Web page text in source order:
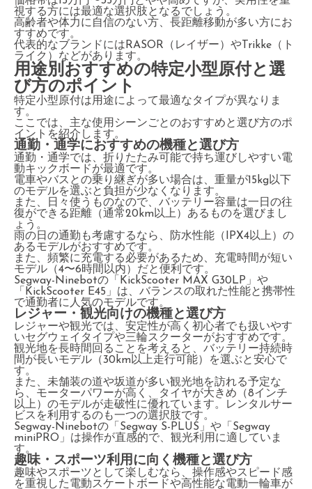
視する方には最適な選択肢となるでしょう。
高齢者や体力に自信のない方、長距離移動が多い方にお
すすめです。
代表的なブランドにはRASOR（レイザー）やTrikke（ト
ライク）などがあります。
用途別おすすめの特定小型原付と選
び方のポイント
特定小型原付は用途によって最適なタイプが異なりま
す。
ここでは、主な使用シーンごとのおすすめと選び方のポ
イントを紹介します。
通勤・通学におすすめの機種と選び方
通勤・通学では、折りたたみ可能で持ち運びしやすい電
動キックボードが最適です。
電車やバスとの乗り継ぎが多い場合は、重量が15kg以下
のモデルを選ぶと負担が少なくなります。
また、日々使うものなので、バッテリー容量は一日の往
復ができる距離（通常20km以上）あるものを選びまし
ょう。
雨の日の通勤も考慮するなら、防水性能（IPX4以上）の
あるモデルがおすすめです。
また、頻繁に充電する必要があるため、充電時間が短い
モデル（4〜6時間以内）だと便利です。
Segway-Ninebotの「KickScooter MAX G30LP」や
「KickScooter E45」は、バランスの取れた性能と携帯性
で通勤者に人気のモデルです。
レジャー・観光向けの機種と選び方
レジャーや観光では、安定性が高く初心者でも扱いやす
いセグウェイタイプや三輪スクーターがおすすめです。
観光地を長時間回ることを考えると、バッテリー持続時
間が長いモデル（30km以上走行可能）を選ぶと安心で
す。
また、未舗装の道や坂道が多い観光地を訪れる予定な
ら、モーターパワーが高く、タイヤが大きめ（8インチ
以上）のモデルが走破性に優れています。レンタルサー
ビスを利用するのも一つの選択肢です。
Segway-Ninebotの「Segway S-PLUS」や「Segway
miniPRO」は操作が直感的で、観光利用に適していま
す。
趣味・スポーツ利用に向く機種と選び方
趣味やスポーツとして楽しむなら、操作感やスピード感
を重視した電動スケートボードや高性能な電動一輪車が